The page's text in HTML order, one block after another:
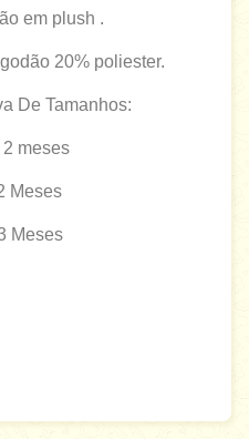
em plush .
20% poliester.
De Tamanhos:
2 meses
Meses
Meses